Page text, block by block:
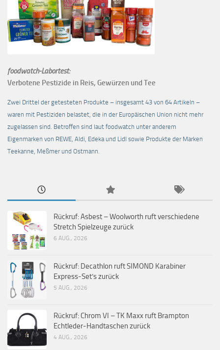
foodwatch-Labortest:
Verbotene Pestizide in Reis, Gewürzen und Tee
Zwei Drittel der getesteten Produkte – insgesamt 43 von 64 Artikeln –
waren mit Pestiziden belastet, die in der Europäischen Union nicht mehr
zugelassen sind. Betroffen sind laut foodwatch unter anderem
Eigenmarken von REWE, Aldi, Edeka und Lidl sowie Produkte der Marken
Teekanne, Meßmer und Ostmann.
Rückruf: Asbest – Woolworth ruft verschiedene
Stretch Spielzeuge zurück
6 AUG., 2026
Rückruf: Decathlon ruft SIMOND Karabiner
Express-Set’s zurück
5 AUG., 2026
Rückruf: Chrom VI – TK Maxx ruft Brampton
Echtleder-Handtaschen zurück
4 AUG., 2026